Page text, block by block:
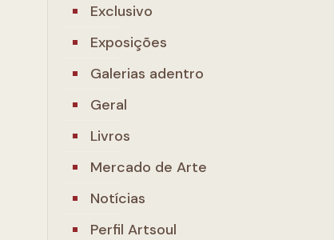
Exclusivo
Exposições
Galerias adentro
Geral
Livros
Mercado de Arte
Notícias
Perfil Artsoul